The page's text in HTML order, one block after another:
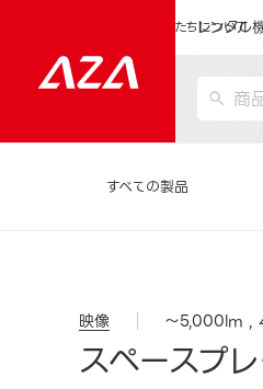
レンタル
私たちについて
すべての製品
映像 ～5,000lm
スペースプ